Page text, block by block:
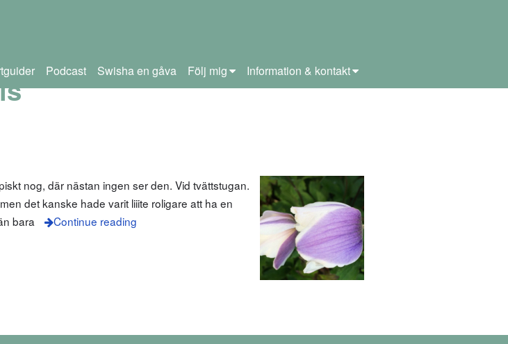
Podcast Swisha en gåva Följ mig Information & kontakt
nog, där nästan ingen ser den. Vid tvättstugan.
det kanske hade varit liiite roligare att ha en
bara
Continue reading